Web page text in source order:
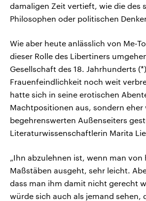
damaligen Zeit vertieft, wie die des
Philosophen oder politischen
Wie aber heute anlässlich von Me-
dieser Rolle des Libertiners
Gesellschaft des 18. Jahrhunderts
Frauenfeindlichkeit noch weit
hatte sich in seine erotischen
Machtpositionen aus, sondern eher
begehrenswerten Außenseiters
Literaturwissenschaftlerin Marita
„Ihn abzulehnen ist, wenn man von
Maßstäben ausgeht, sehr leicht.
dass man ihm damit nicht gerecht
würde sich auch als jemand sehen,